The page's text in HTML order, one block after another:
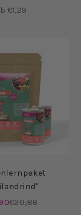
€1,29
🐶
Regulärer Preis
€20,88